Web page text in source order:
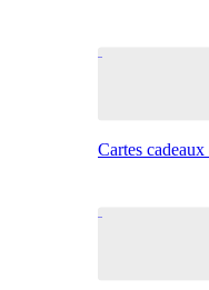
Cartes